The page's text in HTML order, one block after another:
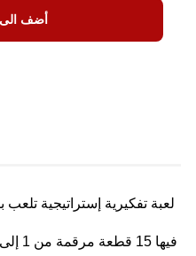
أضف الى
لعبة تفكيرية إستراتيجية
فيها 15 قطعة مرقمة من 1 إلى 15, بالإضافة إلى القطعة رقم 16.